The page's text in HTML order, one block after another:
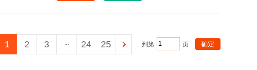
1 2 3 ... 24 25 到第 页